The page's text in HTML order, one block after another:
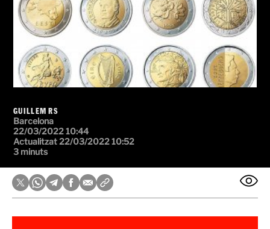
GUILLEM RS
Barcelona
22/03/2022 10:44
Actualitzat 22/03/2022 10:52
3 minuts